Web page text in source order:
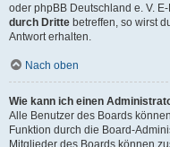
oder phpBB Deutschland e. V.
durch Dritte betreffen, so wirst
Antwort erhalten.
Nach oben
Wie kann ich einen
Alle Benutzer des Boards
Funktion durch die Board-
Mitglieder des Boards können